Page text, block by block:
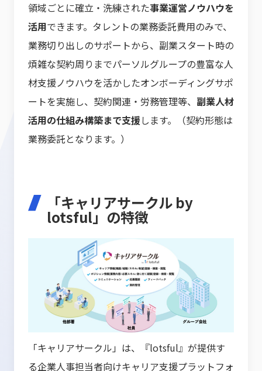
領域ごとに確立・洗練された事業運営ノウハウを
活用できます。タレントの業務委託費用のみで、
業務切り出しのサポートから、副業スタート時の
煩雑な契約周りまでパーソルグループの豊富な人
材支援ノウハウを活かしたオンボーディングサポ
ートを実施し、契約関連・労務管理等、 副業人材
活用の仕組み構築まで支援します。（契約形態は
業務委託となります。）
「キャリアサークル by
lotsful」の特徴
「キャリアサークル」は、『lotsful』が提供す
る企業人事担当者向けキャリア支援プラットフォ